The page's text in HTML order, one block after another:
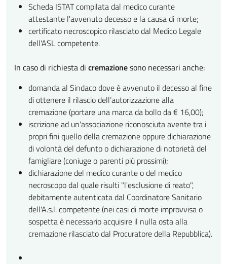
Scheda ISTAT compilata dal medico curante
attestante l'avvenuto decesso e la causa di morte;
certificato necroscopico rilasciato dal Medico Legale
dell'ASL competente.
In caso di richiesta di cremazionesono necessari anche:
domanda al Sindaco dove è avvenuto il decesso al fine
di ottenere il rilascio dell’autorizzazione alla
cremazione (portare una marca da bollo da € 16,00);
iscrizione ad un'associazione riconosciuta avente tra i
propri fini quello della cremazione oppure dichiarazione
di volontà del defunto o dichiarazione di notorietà del
famigliare (coniuge o parenti più prossimi);
dichiarazione del medico curante o del medico
necroscopo dal quale risulti "l'esclusione di reato",
debitamente autenticata dal Coordinatore Sanitario
dell'A.s.l. competente (nei casi di morte improvvisa o
sospetta è necessario acquisire il nulla osta alla
cremazione rilasciato dal Procuratore della Repubblica).